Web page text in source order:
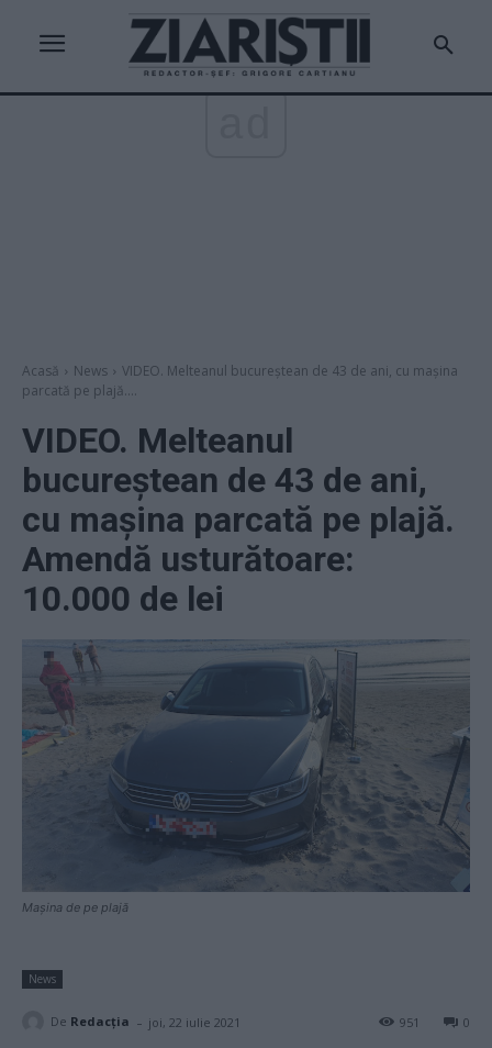
Acasă News
VIDEO. Melteanul bucureștean de 43 de ani, cu mașina
parcată pe plajă....
VIDEO. Melteanul
bucureștean de 43 de ani,
cu mașina parcată pe plajă.
Amendă usturătoare:
10.000 de lei
Mașina de pe plajă
News
De Redacţia - joi, 22 iulie 2021 0
951